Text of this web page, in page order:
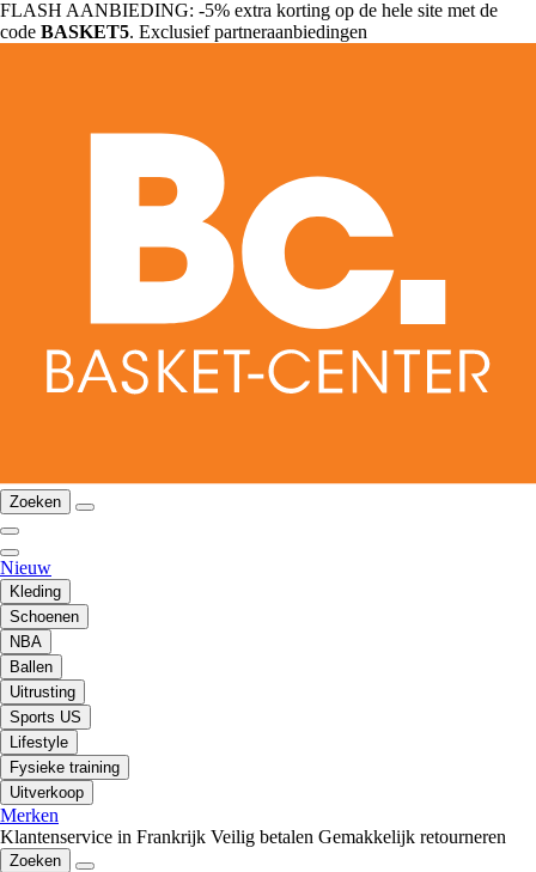
FLASH AANBIEDING: -5% extra korting op de hele site met de
code BASKET5. Exclusief partneraanbiedingen
Zoeken
Nieuw
Kleding
Schoenen
NBA
Ballen
Uitrusting
Sports US
Lifestyle
Fysieke training
Uitverkoop
Merken
Klantenservice in Frankrijk Veilig betalen Gemakkelijk retourneren
Zoeken